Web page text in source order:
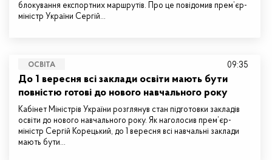
блокування експортних маршрутів. Про це повідомив прем’єр-
міністр України Сергій…
ОСВІТА
До 1 вересня всі заклади освіти мають бути
повністю готові до нового навчального року
Кабінет Міністрів України розглянув стан підготовки закладів
освіти до нового навчального року. Як наголосив прем’єр-
міністр Сергій Корецький, до 1 вересня всі навчальні заклади
мають бути…
09:35